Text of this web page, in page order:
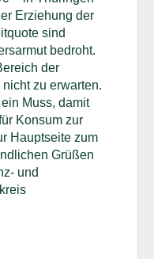
Erziehung der
sind
bedroht.
der
zu erwarten.
Muss, damit
Konsum zur
Hauptseite zum
Grüßen
und